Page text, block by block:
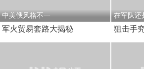
中美俄风格不一
军火贸易套路大揭秘
在军队还
狙击手